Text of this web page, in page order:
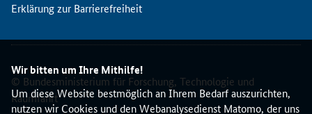
Wir bitten um Ihre Mithilfe!
Um diese Website bestmöglich an Ihrem Bedarf auszurichten,
nutzen wir Cookies und den Webanalysedienst Matomo, der uns
e
S
r
a
c
Erklärung zur Barrierefreiheit
© Bundesministerium für Forschung, Technologie und
Raumfahrt